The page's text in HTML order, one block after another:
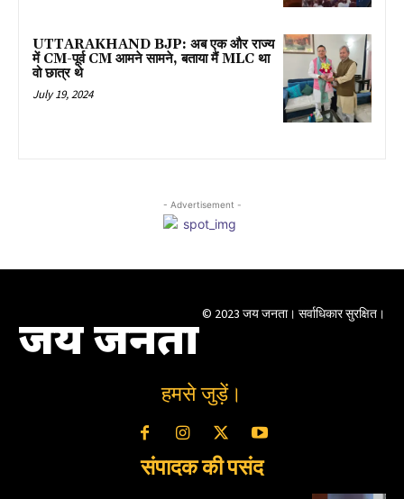
UTTARAKHAND BJP: अब एक और राज्य
में CM-पूर्व CM आमने सामने, बताया मैं MLC था
वो छात्र थे
July 19, 2024
- Advertisement -
जय जनता © 2023 जय जनता। सर्वाधिकार सुरक्षित।
हमसे जुड़ें।
संपादक की पसंद